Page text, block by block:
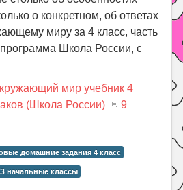
о конкретном, об ответах
миру за 4 класс, часть
Школа России, с
мир учебник 4
(Школа России)
9
домашние задания 4 класс
начальные классы